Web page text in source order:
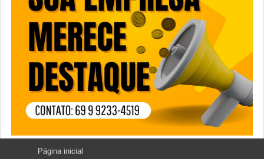
Página inicial